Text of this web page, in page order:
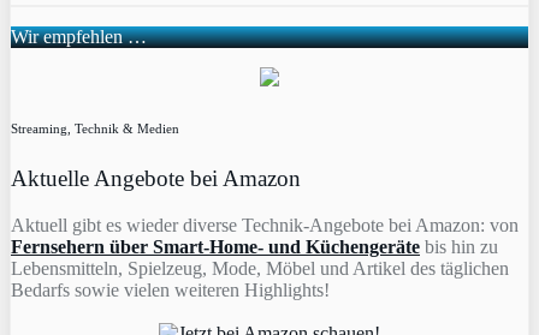
Wir empfehlen …
Streaming, Technik & Medien
Aktuelle Angebote bei Amazon
Aktuell gibt es wieder diverse Technik-Angebote bei Amazon: von
Fernsehern über Smart-Home- und Küchengeräte bis hin zu
Lebensmitteln, Spielzeug, Mode, Möbel und Artikel des täglichen
Bedarfs sowie vielen weiteren Highlights!